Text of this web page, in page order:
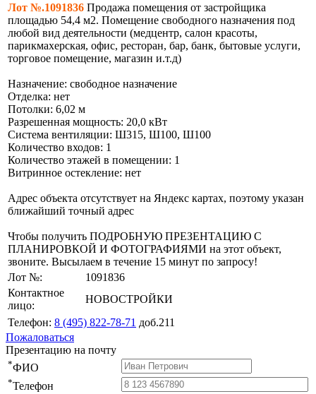
Лот №.1091836 Продажа помещения от застройщика
площадью 54,4 м2. Помещение свободного назначения под
любой вид деятельности (медцентр, салон красоты,
парикмахерская, офис, ресторан, бар, банк, бытовые услуги,
торговое помещение, магазин и.т.д)
Назначение: свободное назначение
Отделка: нет
Потолки: 6,02 м
Разрешенная мощность: 20,0 кВт
Система вентиляции: Ш315, Ш100, Ш100
Количество входов: 1
Количество этажей в помещении: 1
Витринное остекление: нет
Адрес объекта отсутствует на Яндекс картах, поэтому указан
ближайший точный адрес
Чтобы получить ПОДРОБНУЮ ПРЕЗЕНТАЦИЮ С
ПЛАНИРОВКОЙ И ФОТОГРАФИЯМИ на этот объект,
звоните. Высылаем в течение 15 минут по запросу!
Лот №:
1091836
Контактное
лицо:
НОВОСТРОЙКИ
Телефон: 8 (495) 822-78-71 доб.211
Пожаловаться
Презентацию на почту
*ФИО
*Телефон